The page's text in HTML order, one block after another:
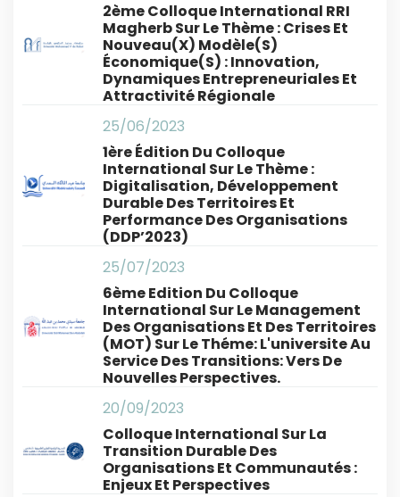
2ème Colloque International RRI
Magherb Sur Le Thème : Crises Et
Nouveau(x) Modèle(s)
Économique(s) : Innovation,
Dynamiques Entrepreneuriales Et
Attractivité Régionale
25/06/2023
1ère Édition Du Colloque
International Sur Le Thème :
Digitalisation, Développement
Durable Des Territoires Et
Performance Des Organisations
(DDP’2023)
25/07/2023
6ème Edition Du Colloque
International Sur Le Management
Des Organisations Et Des Territoires
(MOT) Sur Le Théme: L'universite Au
Service Des Transitions: Vers De
Nouvelles Perspectives.
20/09/2023
Colloque International Sur La
Transition Durable Des
Organisations Et Communautés :
Enjeux Et Perspectives